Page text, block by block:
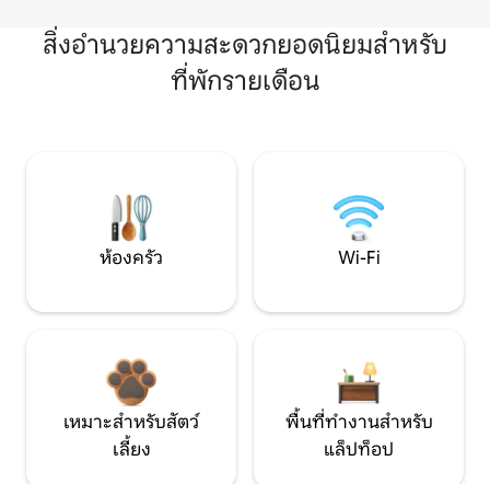
สิ่งอำนวยความสะดวกยอดนิยมสำหรับ
ที่พักรายเดือน
ห้องครัว Wi-Fi
เหมาะสำหรับสัตว์
เลี้ยง
พื้นที่ทำงานสำหรับ
แล็ปท็อป